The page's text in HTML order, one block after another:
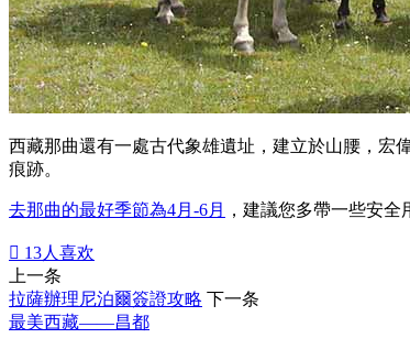
西藏那曲還有一處古代象雄遺址，建立於山腰，宏
痕跡。
去那曲的最好季節為4月-6月 ，建議您多帶一些安全
 13人喜欢
上一条
拉薩辦理尼泊爾簽證攻略 下一条
最美西藏——昌都